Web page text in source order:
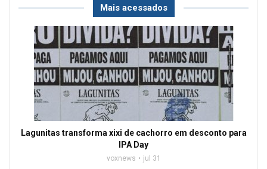
Mais acessados
Lagunitas transforma xixi de cachorro em desconto para
IPA Day
voxnews jul 31